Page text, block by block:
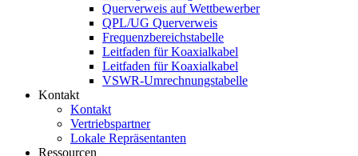
Querverweis auf Wettbewerber
QPL/UG Querverweis
Frequenzbereichstabelle
Leitfaden für Koaxialkabel
Leitfaden für Koaxialkabel
VSWR-Umrechnungstabelle
Kontakt
Kontakt
Vertriebspartner
Lokale Repräsentanten
Ressourcen